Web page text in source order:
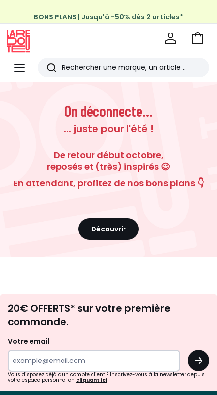
BONS PLANS | Jusqu'à -50% dès 2 articles*
Profitez de la livraison à domicile offerte*
Menu
Redoute
Rechercher
articles
consultés
Aller
On déconnecte...
... juste pour l'été !
De retour début octobre,
reposés et (très) inspirés 😉
En attendant, profitez de nos bons plans 👇
Découvrir
d'inspirations
surprises?
20€ OFFERTS* sur votre première
commande.
Votre email
OK
Vous disposez déjà d'un compte client ? Inscrivez-vous à la newsletter depuis
votre espace personnel en cliquant ici